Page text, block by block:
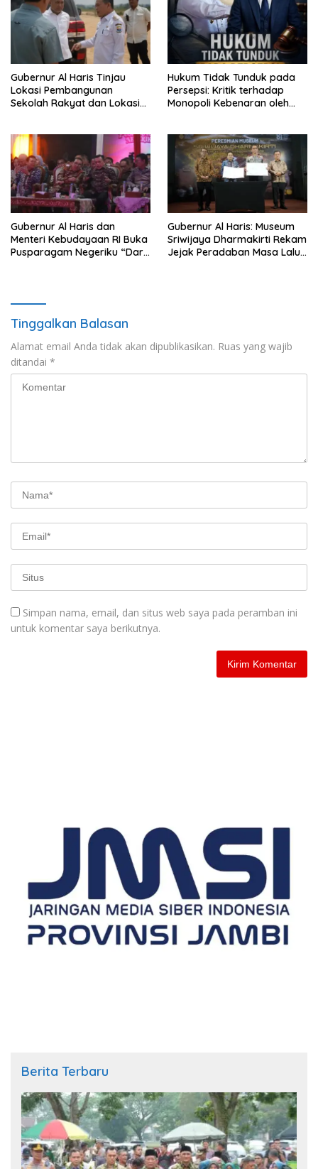
depan sudah ada di tangan”
Gubernur Al Haris Tinjau
Lokasi Pembangunan
Sekolah Rakyat dan Lokasi
Hukum Tidak Tunduk pada
Persepsi: Kritik terhadap
Monopoli Kebenaran oleh
Gubernur Al Haris dan
Menteri Kebudayaan RI Buka
Pusparagam Negeriku “Dari
Gubernur Al Haris: Museum
Sriwijaya Dharmakirti Rekam
Jejak Peradaban Masa Lalu
Tinggalkan Balasan
Alamat email Anda tidak akan dipublikasikan. Ruas yang wajib
ditandai *
Simpan nama, email, dan situs web saya pada peramban ini
untuk komentar saya berikutnya.
Berita Terbaru